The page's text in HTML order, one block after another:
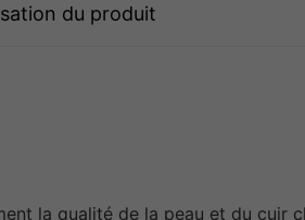
du produit
la qualité de la peau et du cuir